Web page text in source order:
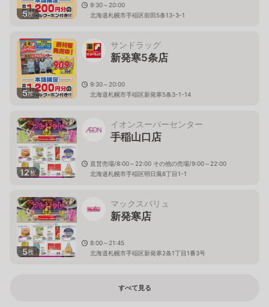
5枚
9:30～20:00
北海道札幌市手稲区前田5条13-3-1
5枚
サンドラッグ
新発寒5条店
9:30～20:00
北海道札幌市手稲区新発寒5条3-1-14
12枚
イオンスーパーセンター
手稲山口店
直営売場/8:00～22:00 その他の売場/9:00～22:00
北海道札幌市手稲区明日風6丁目1-1
5枚
マックスバリュ
新発寒店
8:00～21:45
北海道札幌市手稲区新発寒2条1丁目1番3号
すべて見る